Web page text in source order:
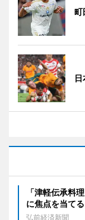
町
「津軽伝承料
に焦点を当てる
弘前経済新聞